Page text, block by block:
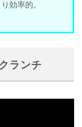
効率的。
ランチ